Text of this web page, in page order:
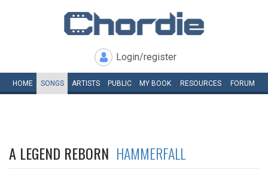
Login/register
HOME SONGS ARTISTS PUBLIC MY BOOK RESOURCES FORUM
A LEGEND REBORN HAMMERFALL